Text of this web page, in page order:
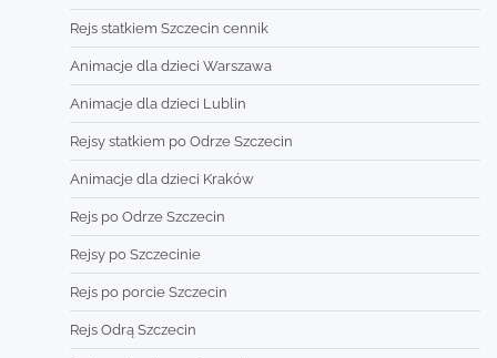
Rejs statkiem Szczecin cennik
Animacje dla dzieci Warszawa
Animacje dla dzieci Lublin
Rejsy statkiem po Odrze Szczecin
Animacje dla dzieci Kraków
Rejs po Odrze Szczecin
Rejsy po Szczecinie
Rejs po porcie Szczecin
Rejs Odrą Szczecin